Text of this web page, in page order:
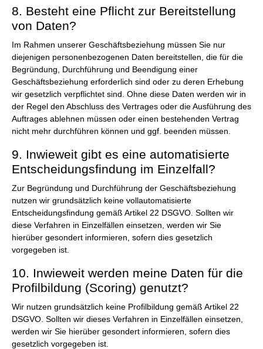
8. Besteht eine Pflicht zur Bereitstellung
von Daten?
Im Rahmen unserer Geschäftsbeziehung müssen Sie nur
diejenigen personenbezogenen Daten bereitstellen, die für die
Begründung, Durchführung und Beendigung einer
Geschäftsbeziehung erforderlich sind oder zu deren Erhebung
wir gesetzlich verpflichtet sind. Ohne diese Daten werden wir in
der Regel den Abschluss des Vertrages oder die Ausführung des
Auftrages ablehnen müssen oder einen bestehenden Vertrag
nicht mehr durchführen können und ggf. beenden müssen.
9. Inwieweit gibt es eine automatisierte
Entscheidungsfindung im Einzelfall?
Zur Begründung und Durchführung der Geschäftsbeziehung
nutzen wir grundsätzlich keine vollautomatisierte
Entscheidungsfindung gemäß Artikel 22 DSGVO. Sollten wir
diese Verfahren in Einzelfällen einsetzen, werden wir Sie
hierüber gesondert informieren, sofern dies gesetzlich
vorgegeben ist.
10. Inwieweit werden meine Daten für die
Profilbildung (Scoring) genutzt?
Wir nutzen grundsätzlich keine Profilbildung gemäß Artikel 22
DSGVO. Sollten wir dieses Verfahren in Einzelfällen einsetzen,
werden wir Sie hierüber gesondert informieren, sofern dies
gesetzlich vorgegeben ist.